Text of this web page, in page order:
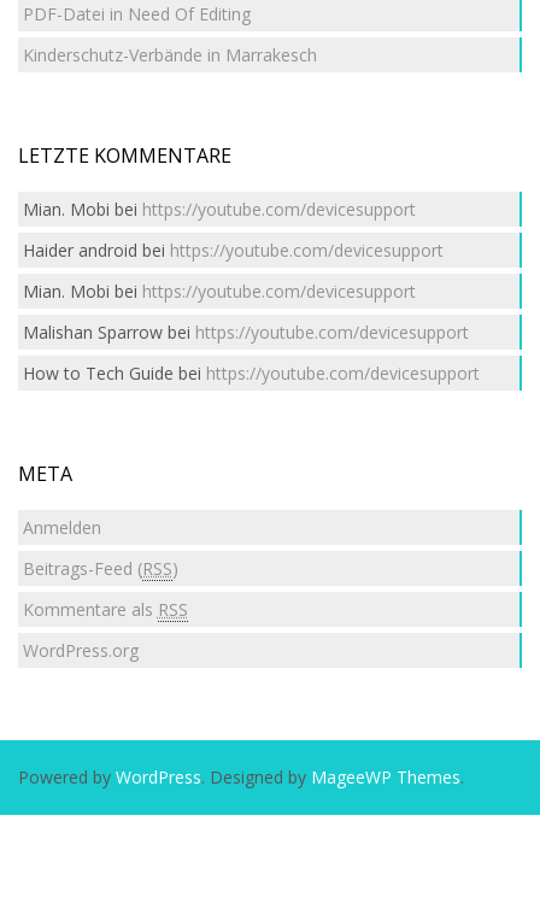
PDF-Datei in Need Of Editing
Kinderschutz-Verbände in Marrakesch
LETZTE KOMMENTARE
Mian. Mobi bei https://youtube.com/devicesupport
Haider android bei https://youtube.com/devicesupport
Mian. Mobi bei https://youtube.com/devicesupport
Malishan Sparrowbei https://youtube.com/devicesupport
How to Tech Guide bei https://youtube.com/devicesupport
META
Anmelden
Beitrags-Feed (RSS)
Kommentare als RSS
WordPress.org
Powered by WordPress. Designed by MageeWP Themes.